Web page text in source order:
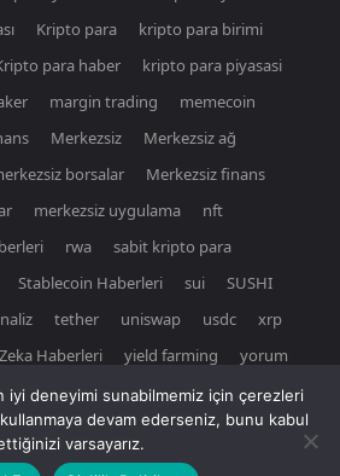
Kripto para
kripto para birimi
para haber
kripto para piyasasi
margin trading
memecoin
Merkezsiz
Merkezsiz ağ
borsalar
Merkezsiz finans
merkezsiz uygulama
nft
rwa
sabit kripto para
Stablecoin Haberleri sui
SUSHI
tether uniswap usdc
xrp
Haberleri yield farming yorum
iyi deneyimi sunabilmemiz için çerezleri
devam ederseniz, bunu kabul
varsayarız.